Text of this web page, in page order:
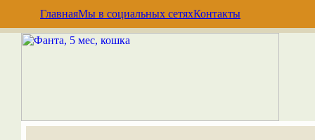
ГлавнаяМы в социальных сетяхКонтакты